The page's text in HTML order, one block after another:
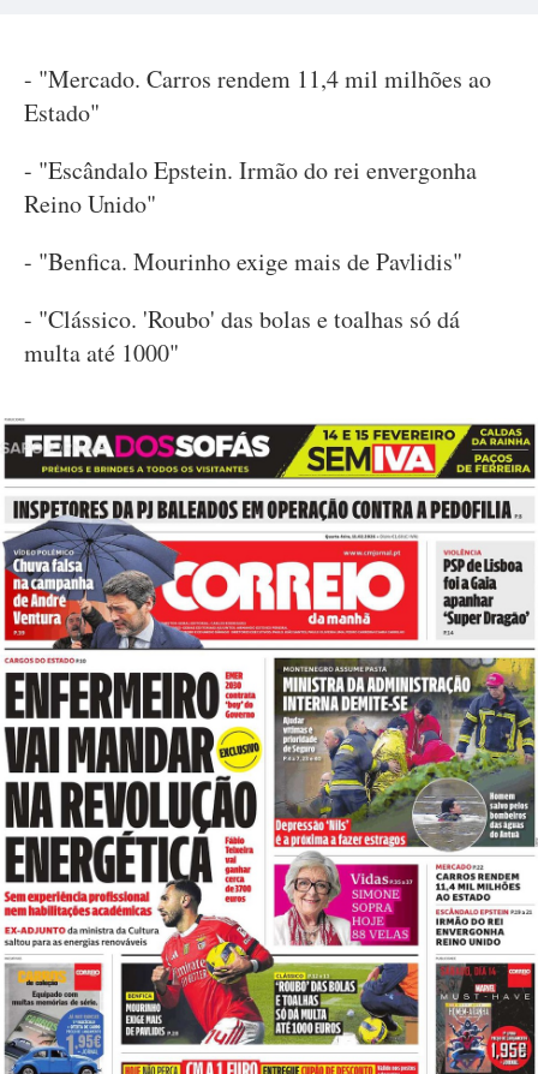
- "Mercado. Carros rendem 11,4 mil milhões ao
Estado"
- "Escândalo Epstein. Irmão do rei envergonha
Reino Unido"
- "Benfica. Mourinho exige mais de Pavlidis"
- "Clássico. 'Roubo' das bolas e toalhas só dá
multa até 1000"